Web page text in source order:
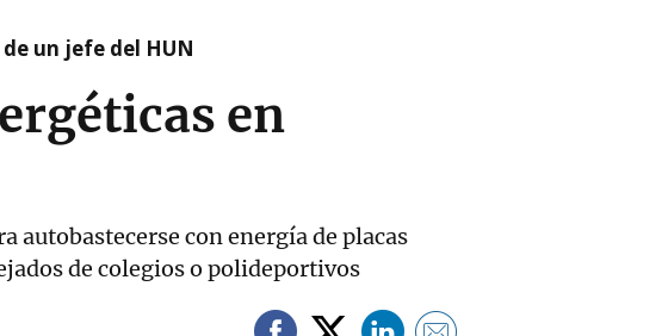
un jefe del HUN
en
autobastecerse con energía de placas
de colegios o polideportivos